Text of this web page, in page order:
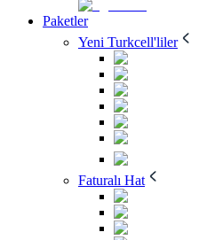
Paketler
Yeni Turkcell'liler
Faturalı Hat